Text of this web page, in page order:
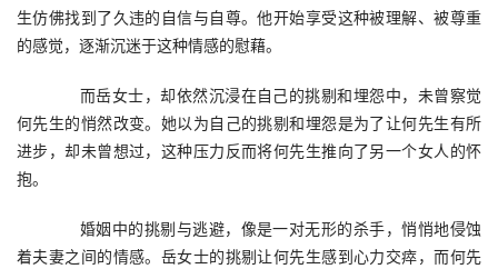
生仿佛找到了久违的自信与自尊。他开始享受这种被理解、被尊重
的感觉，逐渐沉迷于这种情感的慰藉。
而岳女士，却依然沉浸在自己的挑剔和埋怨中，未曾察觉
何先生的悄然改变。她以为自己的挑剔和埋怨是为了让何先生有所
进步，却未曾想过，这种压力反而将何先生推向了另一个女人的怀
抱。
婚姻中的挑剔与逃避，像是一对无形的杀手，悄悄地侵蚀
着夫妻之间的情感。岳女士的挑剔让何先生感到心力交瘁，而何先